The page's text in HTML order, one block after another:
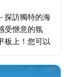
探訪獨特的海
受愜意的氛
板上！您可以
話…